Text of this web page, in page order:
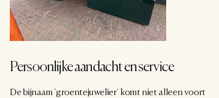
Persoonlijke aandacht en service
De bijnaam 'groentejuwelier' komt niet alleen voort